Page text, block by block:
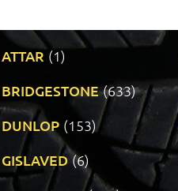
ATTAR (1)
BRIDGESTONE (633)
DUNLOP (153)
GISLAVED (6)